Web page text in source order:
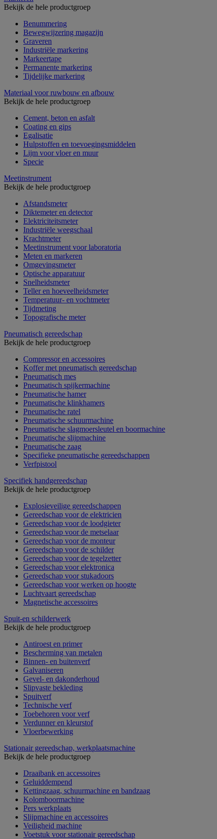
Bekijk de hele productgroep
Benummering
Bewegwijzering magazijn
Graveren
Industriële markering
Markeertape
Permanente markering
Tijdelijke markering
Materiaal voor ruwbouw en afbouw
Bekijk de hele productgroep
Cement, beton en asfalt
Coating en gips
Egalisatie
Hulpstoffen en toevoegingsmiddelen
Lijm voor vloer en muur
Specie
Meetinstrument
Bekijk de hele productgroep
Afstandsmeter
Diktemeter en detector
Elektriciteitsmeter
Industriële weegschaal
Krachtmeter
Meetinstrument voor laboratoria
Meten en markeren
Omgevingsmeter
Optische apparatuur
Snelheidsmeter
Teller en hoeveelheidsmeter
Temperatuur- en vochtmeter
Tijdmeting
Topografische meter
Pneumatisch gereedschap
Bekijk de hele productgroep
Compressor en accessoires
Koffer met pneumatisch gereedschap
Pneumatisch mes
Pneumatisch spijkermachine
Pneumatische hamer
Pneumatische klinkhamers
Pneumatische ratel
Pneumatische schuurmachine
Pneumatische slagmoersleutel en boormachine
Pneumatische slijpmachine
Pneumatische zaag
Specifieke pneumatische gereedschappen
Verfpistool
Specifiek handgereedschap
Bekijk de hele productgroep
Explosieveilige gereedschappen
Gereedschap voor de elektricien
Gereedschap voor de loodgieter
Gereedschap voor de metselaar
Gereedschap voor de monteur
Gereedschap voor de schilder
Gereedschap voor de tegelzetter
Gereedschap voor elektronica
Gereedschap voor stukadoors
Gereedschap voor werken op hoogte
Luchtvaart gereedschap
Magnetische accessoires
Spuit-en schilderwerk
Bekijk de hele productgroep
Antiroest en primer
Bescherming van metalen
Binnen- en buitenverf
Galvaniseren
Gevel- en dakonderhoud
Slipvaste bekleding
Spuitverf
Technische verf
Toebehoren voor verf
Verdunner en kleurstof
Vloerbewerking
Stationair gereedschap, werkplaatsmachine
Bekijk de hele productgroep
Draaibank en accessoires
Geluiddempend
Kettingzaag, schuurmachine en bandzaag
Kolomboormachine
Pers werkplaats
Slijpmachine en accessoires
Veiligheid machine
Voetstuk voor stationair gereedschap